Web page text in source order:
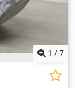
1 /7